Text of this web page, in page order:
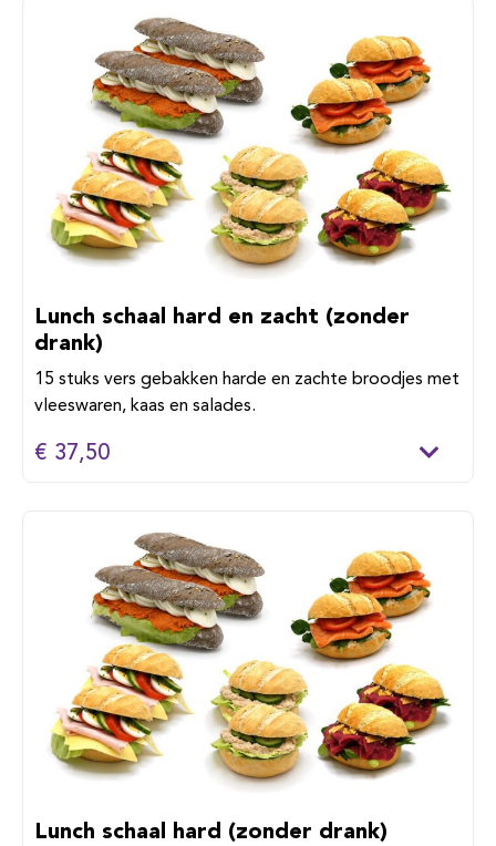
Lunch schaal hard en zacht (zonder
drank)
15 stuks vers gebakken harde en zachte broodjes met
vleeswaren, kaas en salades.
€ 37,50
Lunch schaal hard (zonder drank)